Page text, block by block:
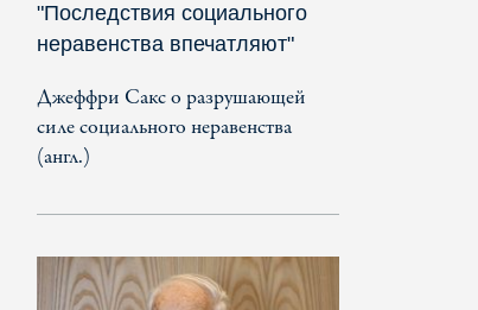
"Последствия социального
неравенства впечатляют"
Джеффри Сакс о разрушающей
силе социального неравенства
(англ.)